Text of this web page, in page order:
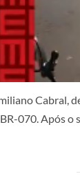
Cabral,
070. Após o